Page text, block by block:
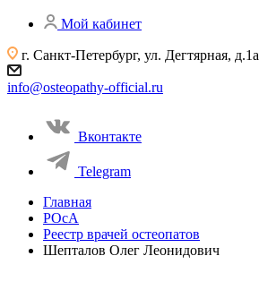
Мой кабинет
г. Санкт-Петербург, ул. Дегтярная, д.1а
info@osteopathy-official.ru
Вконтакте
Telegram
Главная
РОсА
Реестр врачей остеопатов
Шепталов Олег Леонидович